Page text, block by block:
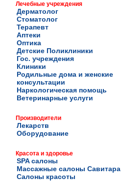
Лечебные учреждения
Дерматолог
Стоматолог
Терапевт
Аптеки
Оптика
Детские Поликлиники
Гос. учреждения
Клиники
Родильные дома и женские
консультации
Наркологическая помощь
Ветеринарные услуги
Производители
Лекарств
Оборудование
Красота и здоровье
SPA салоны
Массажные салоны Савитара
Салоны красоты